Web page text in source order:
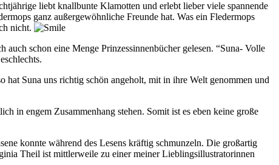
liebt knallbunte Klamotten und erlebt lieber viele spannende
ganz außergewöhnliche Freunde hat. Was ein Fledermops
nicht.
schon eine Menge Prinzessinnenbücher gelesen. “Suna- Volle
Suna uns richtig schön angeholt, mit in ihre Welt genommen und
in engem Zusammenhang stehen. Somit ist es eben keine große
konnte während des Lesens kräftig schmunzeln. Die großartig
Theil ist mittlerweile zu einer meiner Lieblingsillustratorinnen